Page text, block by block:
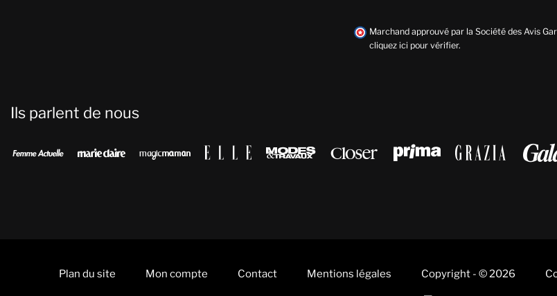
Marchand approuvé par la Société des Avis
cliquez ici pour vérifier.
Ils parlent de nous
       
Plan du site Mon compte Contact Mentions légales Copyright - © 2026